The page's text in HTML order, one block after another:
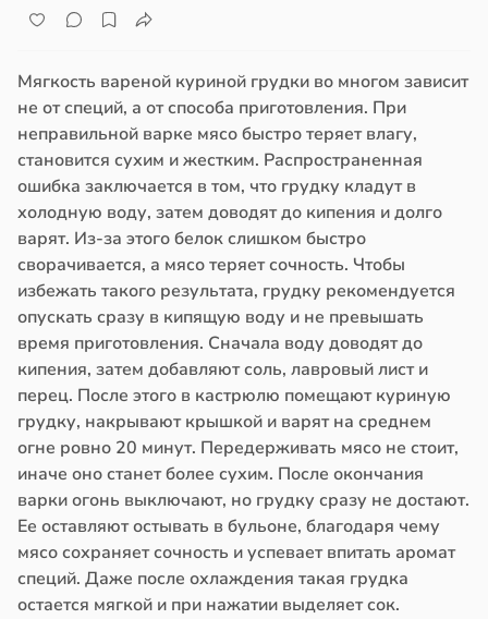
Мягкость вареной куриной грудки во многом зависит
не от специй, а от способа приготовления. При
неправильной варке мясо быстро теряет влагу,
становится сухим и жестким. Распространенная
ошибка заключается в том, что грудку кладут в
холодную воду, затем доводят до кипения и долго
варят. Из-за этого белок слишком быстро
сворачивается, а мясо теряет сочность. Чтобы
избежать такого результата, грудку рекомендуется
опускать сразу в кипящую воду и не превышать
время приготовления. Сначала воду доводят до
кипения, затем добавляют соль, лавровый лист и
перец. После этого в кастрюлю помещают куриную
грудку, накрывают крышкой и варят на среднем
огне ровно 20 минут. Передерживать мясо не стоит,
иначе оно станет более сухим. После окончания
варки огонь выключают, но грудку сразу не достают.
Ее оставляют остывать в бульоне, благодаря чему
мясо сохраняет сочность и успевает впитать аромат
специй. Даже после охлаждения такая грудка
остается мягкой и при нажатии выделяет сок.